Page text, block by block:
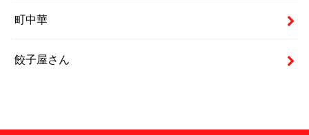
町中華
餃子屋さん